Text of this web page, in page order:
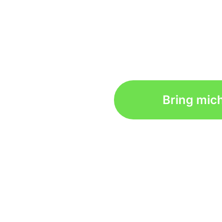
Bring